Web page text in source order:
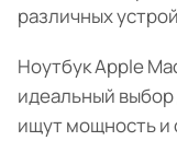
различных
Ноутбук Apple
идеальный
ищут мощность и